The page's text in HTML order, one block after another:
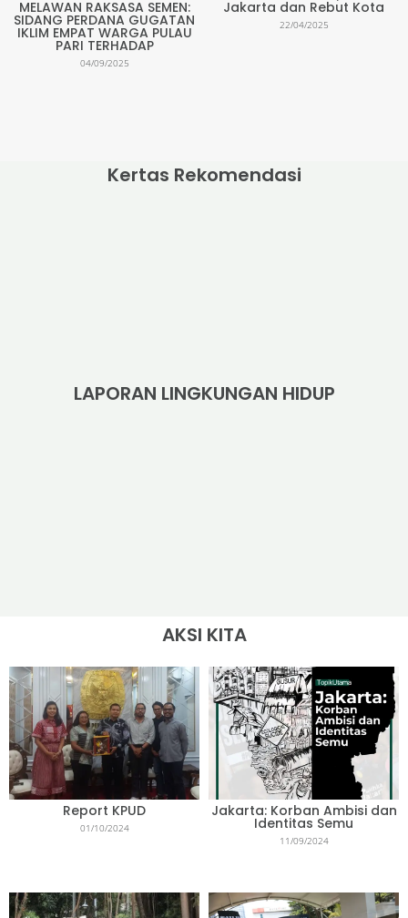
MELAWAN RAKSASA SEMEN:
SIDANG PERDANA GUGATAN
IKLIM EMPAT WARGA PULAU
PARI TERHADAP
04/09/2025
Jakarta dan Rebut Kota
22/04/2025
Kertas Rekomendasi
LAPORAN LINGKUNGAN HIDUP
AKSI KITA
Report KPUD
01/10/2024
Jakarta: Korban Ambisi dan
Identitas Semu
11/09/2024